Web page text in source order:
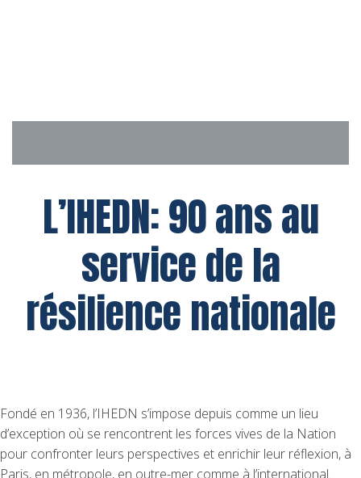
L’IHEDN: 90 ans au
service de la
résilience nationale
Fondé en 1936, l’IHEDN s’impose depuis comme un lieu
d’exception où se rencontrent les forces vives de la Nation
pour confronter leurs perspectives et enrichir leur réflexion, à
Paris, en métropole, en outre-mer comme à l’international.